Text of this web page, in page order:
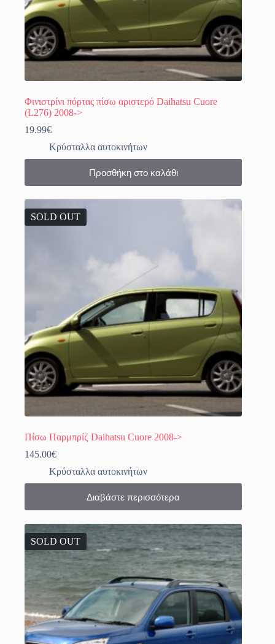
Φινιστρίνι πόρτας πίσω αριστερό Daihatsu Cuore
(L276) 2008->
19.99€
Κρύσταλλα αυτοκινήτων
Προσθήκη στο καλάθι
SOLD OUT
Πίσω Παρμπρίζ Daihatsu Cuore 2008->
145.00€
Κρύσταλλα αυτοκινήτων
Διαβάστε περισσότερα
SOLD OUT